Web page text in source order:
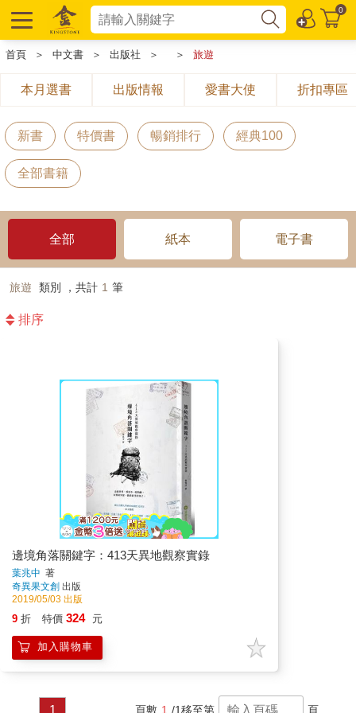
0
首頁 ＞ 中文書 ＞ 出版社 ＞ ＞ 旅遊
本月選書 出版情報 愛書大使 折扣專區
新書 特價書 暢銷排行 經典100
全部書籍
全部 紙本 電子書
旅遊 類別 ，共計 1 筆
排序
邊境角落關鍵字：413天異地觀察實錄
葉兆中 著
奇異果文創 出版
2019/05/03 出版
9 折 特價 324 元
加入購物車
1 頁數 1 /1移至第 頁